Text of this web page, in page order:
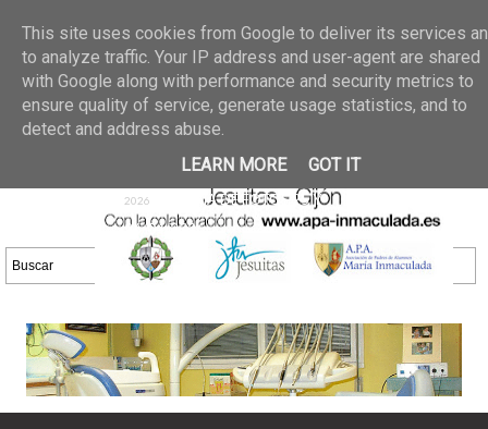
02 jun 2026
GALERIA DE FOTOS
30/05/2026
25 may 2026
GALERIA
DE FOTOS 23/05/2026
20 may
2026
GALERIA DE FOTOS
16/05/2026
DE FOTOS 09/05/2026
28 abr
2026
GALERIA DE FOTOS 25 Y
26/04/2026
This site uses cookies from Google to deliver its services
to analyze traffic. Your IP address and user-agent are shared
with Google along with performance and security metrics to
ensure quality of service, generate usage statistics, and to
detect and address abuse.
LEARN MORE
GOT IT